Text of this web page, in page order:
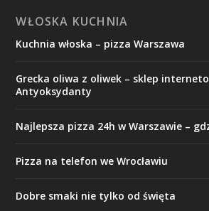
WŁOSKA KUCHNIA
Kuchnia włoska – pizza Warszawa
Grecka oliwa z oliwek – sklep
Antyoksydanty
Najlepsza pizza 24h w Warszawie –
Pizza na telefon we Wrocławiu
Dobre smaki nie tylko od święta